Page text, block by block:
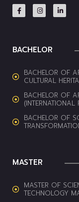
BACHELOR
BACHELOR OF
CULTURAL
BACHELOR OF
(INTERNATIONAL
BACHELOR OF
MASTER
MASTER OF
TECHNOLOGY